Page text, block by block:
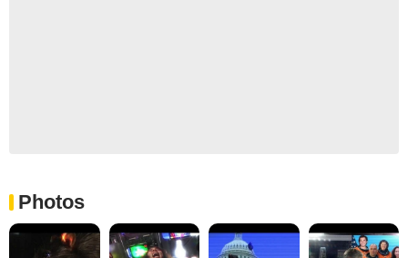
Photos